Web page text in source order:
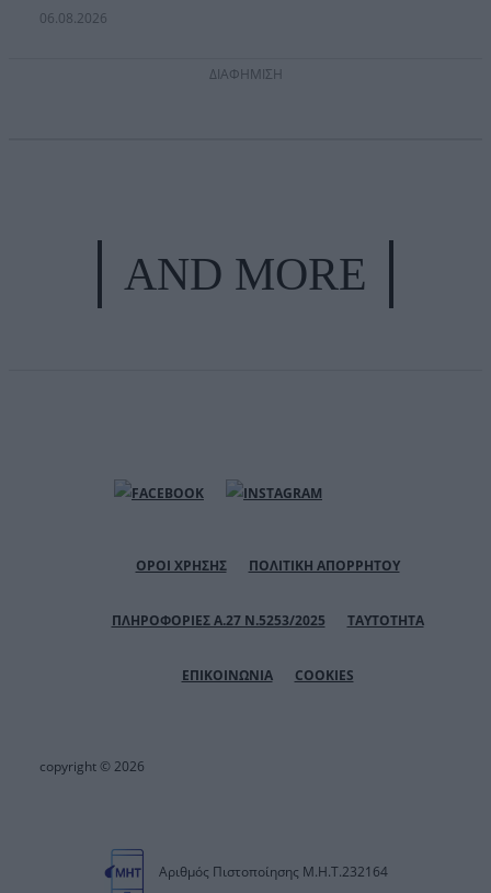
06.08.2026
ΔΙΑΦΗΜΙΣΗ
AND MORE
ΟΡΟΙ ΧΡΗΣΗΣ ΠΟΛΙΤΙΚΗ ΑΠΟΡΡΗΤΟΥ
ΠΛΗΡΟΦΟΡΙΕΣ Α.27 Ν.5253/2025 ΤΑΥΤΟΤΗΤΑ
ΕΠΙΚΟΙΝΩΝΙΑ COOKIES
copyright © 2026
Αριθμός Πιστοποίησης Μ.Η.Τ.232164